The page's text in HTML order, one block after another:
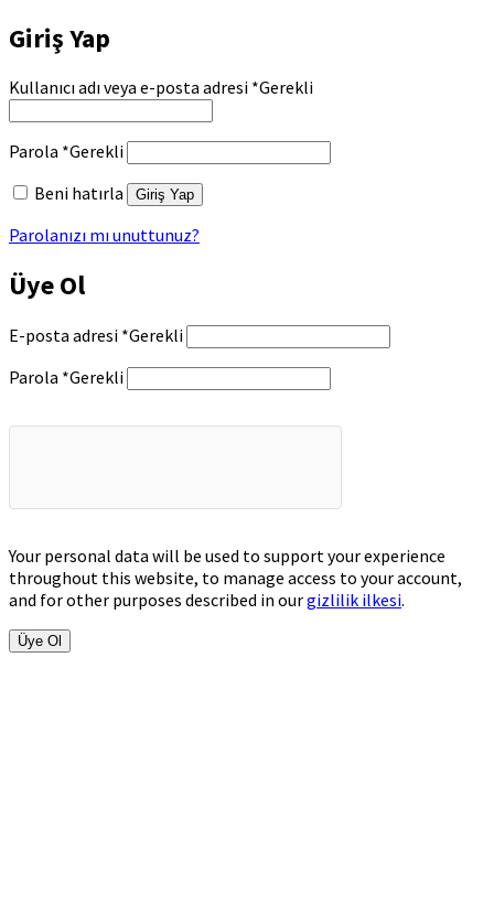
Giriş Yap
Kullanıcı adı veya e-posta adresi *Gerekli
Parola *Gerekli
Beni hatırla
Giriş Yap
Parolanızı mı unuttunuz?
Üye Ol
E-posta adresi *Gerekli
Parola *Gerekli
Your personal data will be used to support your experience
throughout this website, to manage access to your account,
and for other purposes described in ourgizlilik ilkesi.
Üye Ol